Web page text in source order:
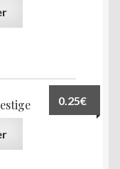
0.25€